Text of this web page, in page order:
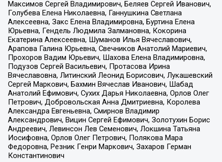
Максимов Сергей Владимирович, Беляев Сергей Иванович,
Голубева Елена Николаевна, Ганнушкина Светлана
Алексеевна, Закс Елена Владимировна, Буртина Елена
Юрьевна, Гендель Людмила Залмановна, Кокорина
Екатерина Алексеевна, Шуманов Илья Вячеславович,
Арапова Галина Юрьевна, Свечников Анатолий Мариевич,
Прохоров Вадим Юрьевич, Шахова Елена Владимировна,
Подузов Сергей Васильевич, Протасова Ирина
Вячеславовна, Литинский Леонид Борисович, Лукашевский
Сергей Маркович, Бахмин Вячеслав Иванович, Шабад
Анатолий Ефимович, Сухих Дарья Николаевна, Орлов Олег
Петрович, Добровольская Анна Дмитриевна, Королева
Александра Евгеньевна, Смирнов Владимир
Александрович, Вицин Сергей Ефимович, Золотухин Борис
Андреевич, Левинсон Лев Семенович, Локшина Татьяна
Иосифовна, Орлов Олег Петрович, Полякова Мара
Федоровна, Резник Генри Маркович, Захаров Герман
Константинович